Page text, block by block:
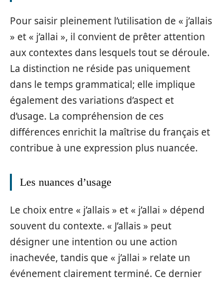
Pour saisir pleinement l’utilisation de « j’allais
» et « j’allai », il convient de prêter attention
aux contextes dans lesquels tout se déroule.
La distinction ne réside pas uniquement
dans le temps grammatical; elle implique
également des variations d’aspect et
d’usage. La compréhension de ces
différences enrichit la maîtrise du français et
contribue à une expression plus nuancée.
Les nuances d’usage
Le choix entre « j’allais » et « j’allai » dépend
souvent du contexte. « J’allais » peut
désigner une intention ou une action
inachevée, tandis que « j’allai » relate un
événement clairement terminé. Ce dernier